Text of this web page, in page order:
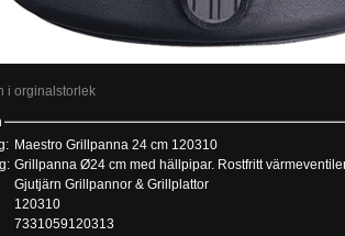
i orginalstorlek
Maestro Grillpanna 24 cm 120310
Grillpanna Ø24 cm med hällpipar. Rostfritt
Gjutjärn Grillpannor & Grillplattor
120310
7331059120313